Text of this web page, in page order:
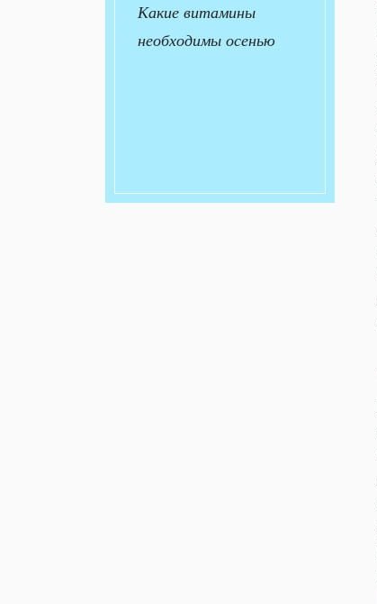
Какие витамины
необходимы осенью